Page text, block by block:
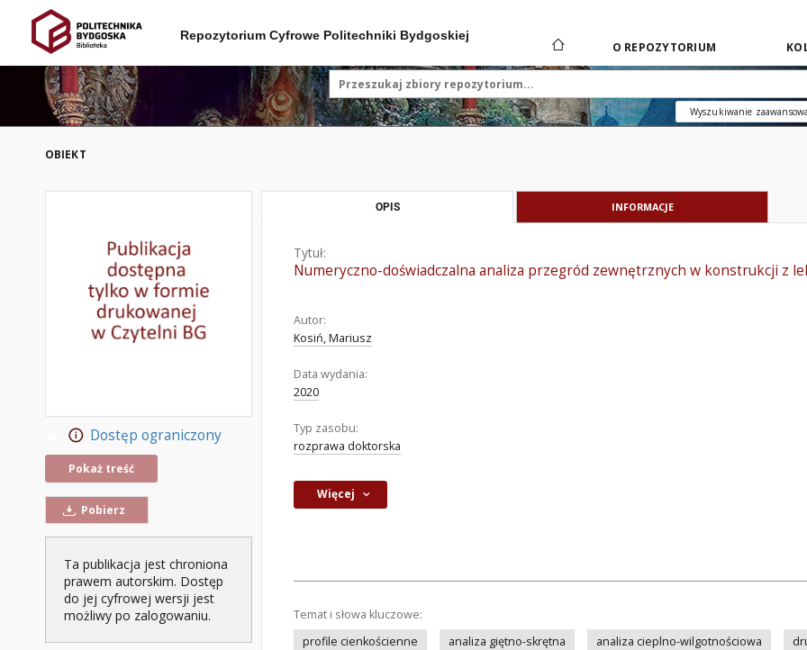
Repozytorium Cyfrowe Politechniki Bydgoskiej
O REPOZYTORIUM
Wyszukiwanie
OBIEKT
Dostęp ograniczony
Pokaż treść
Pobierz
Ta publikacja jest chroniona
prawem autorskim. Dostęp
do jej cyfrowej wersji jest
możliwy po zalogowaniu.
OPIS INFORMACJE
Tytuł:
Numeryczno-doświadczalna analiza przegród zewnętrznych w konstrukcji z
Autor:
Kosiń, Mariusz
Data wydania:
2020
Typ zasobu:
rozprawa doktorska
Więcej
Temat i słowa kluczowe:
profile cienkościenne
analiza giętno-skrętna analiza cieplno-wilgotnościowa